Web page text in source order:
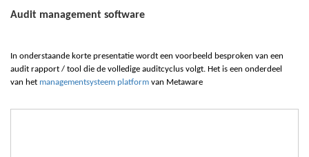
Audit management software
In onderstaande korte presentatie wordt een voorbeeld besproken van een
audit rapport / tool die de volledige auditcyclus volgt. Het is een onderdeel
van het managementsysteem platform van Metaware